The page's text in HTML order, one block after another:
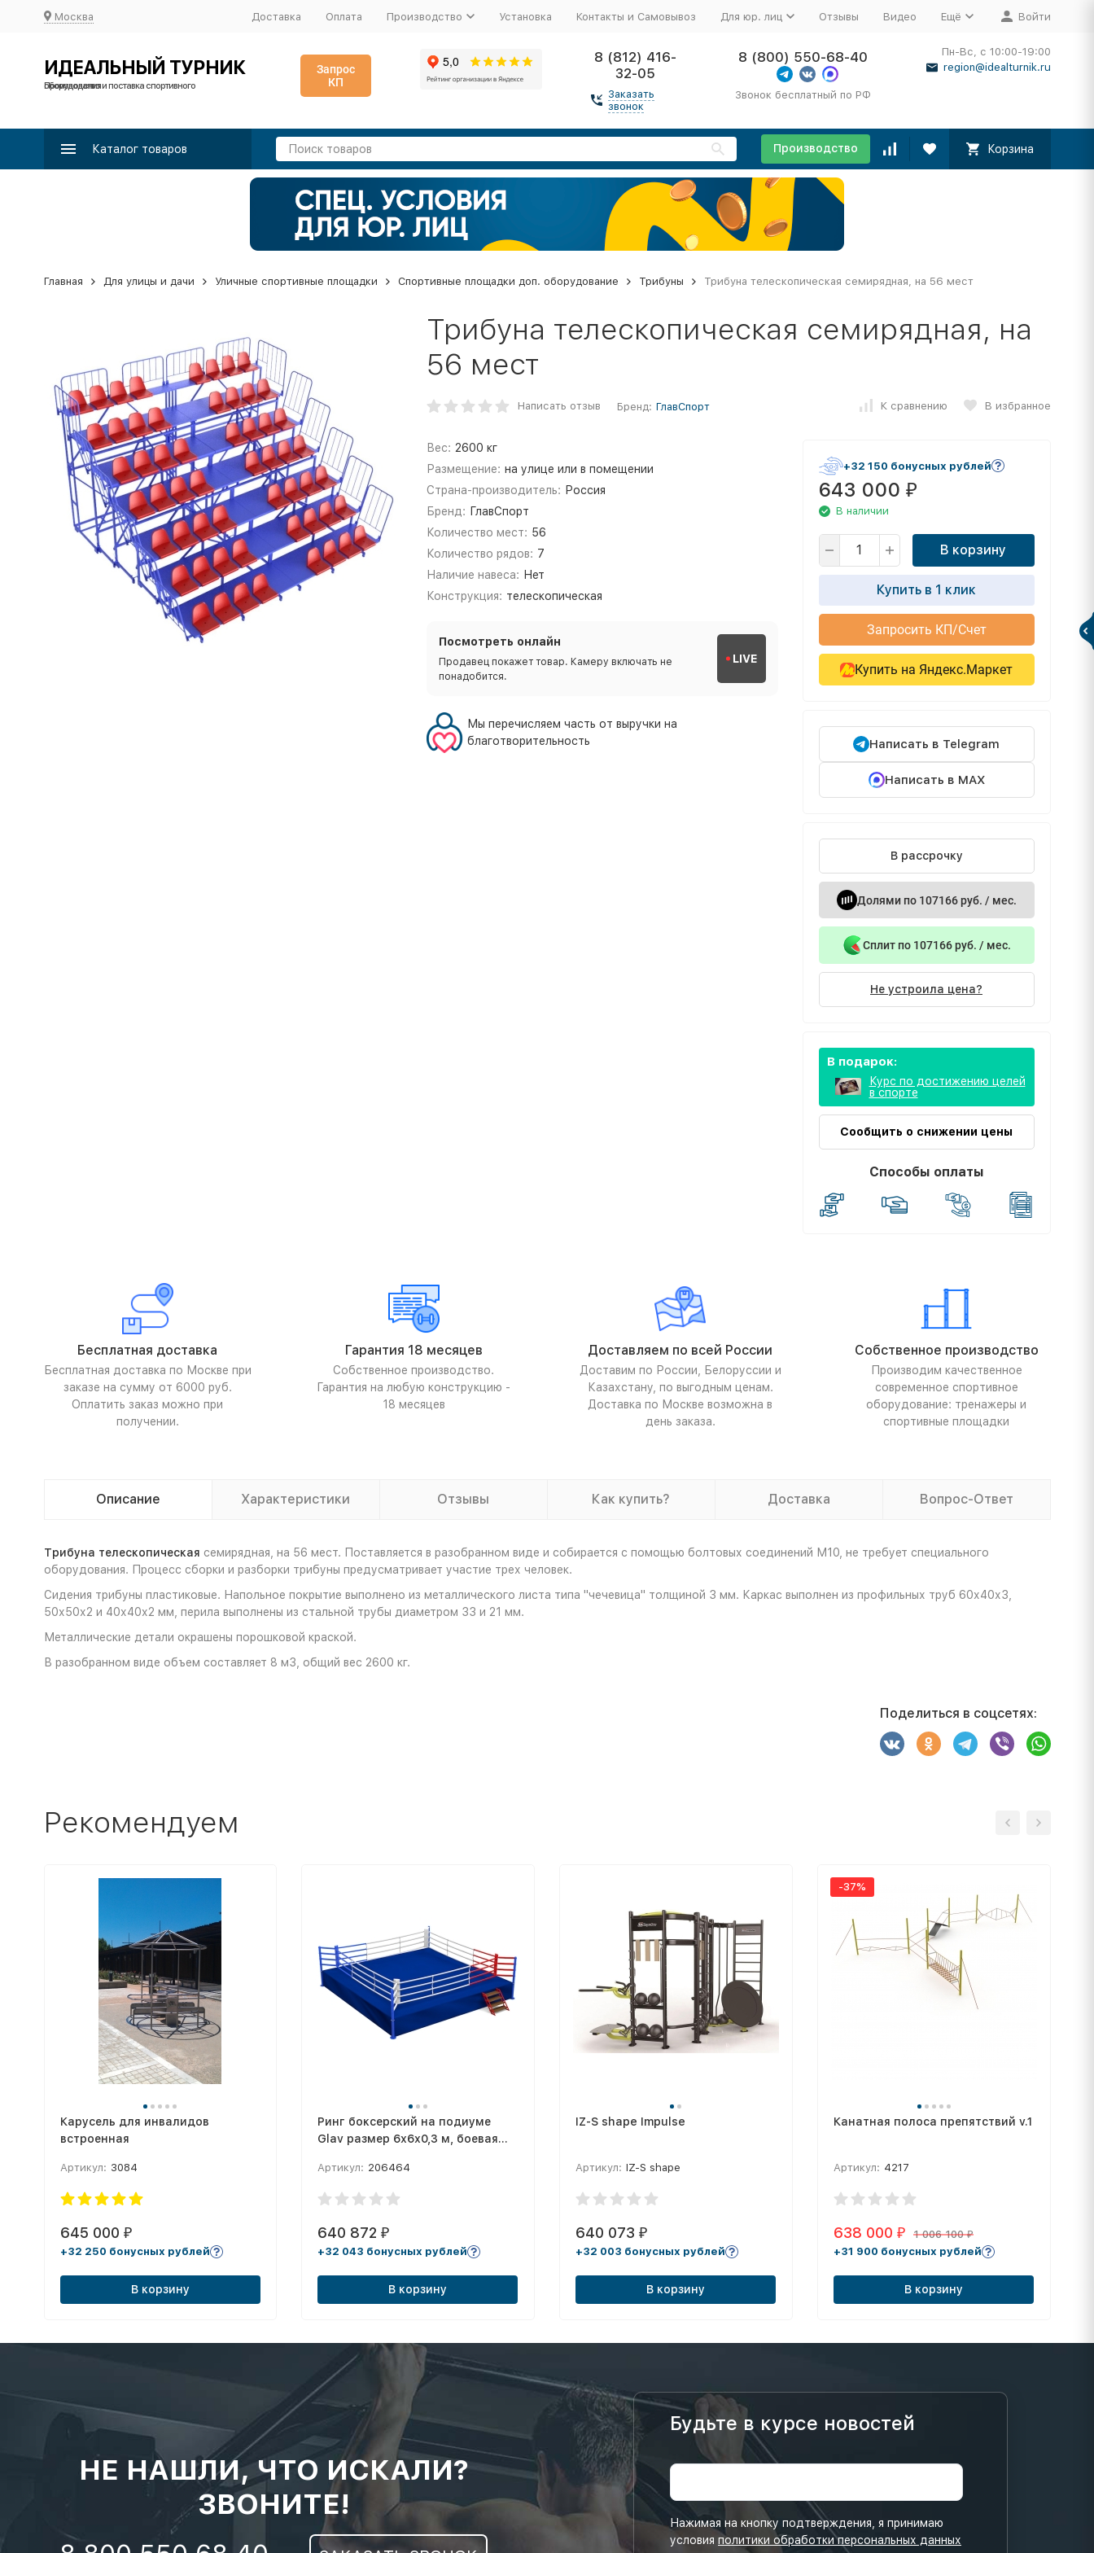
Москва Доставка Оплата Производство Установка Контакты и Самовывоз Для юр. лиц Отзывы Видео Ещё Войти
ИДЕАЛЬНЫЙ ТУРНИК
Производство и поставка спортивного оборудования
Запрос
КП
8 (812) 416-
32-05
Заказать
звонок
8 (800) 550-68-40
Звонок бесплатный по РФ
Пн-Вс, с 10:00-19:00
region@idealturnik.ru
Каталог товаров Производство Корзина
Главная Для улицы и дачи Уличные спортивные площадки Спортивные площадки доп. оборудование Трибуны Трибуна телескопическая семирядная, на 56 мест
Трибуна телескопическая семирядная, на
56 мест
Написать отзыв Бренд: ГлавСпорт К сравнению В избранное
Вес: 2600 кг
Размещение: на улице или в помещении
Страна-производитель: Россия
Бренд: ГлавСпорт
Количество мест: 56
Количество рядов: 7
Наличие навеса: Нет
Конструкция: телескопическая
Посмотреть онлайн
Продавец покажет товар. Камеру включать не
понадобится.
LIVE
Мы перечисляем часть от выручки на
благотворительность
+32 150 бонусных рублей
643 000 ₽
В наличии
В корзину
Купить в 1 клик
Запросить КП/Счет
Купить на Яндекс.Маркет
Написать в Telegram
Написать в MAX
В рассрочку
Долями по 107166 руб. / мес.
Сплит по 107166 руб. / мес.
Не устроила цена?
В подарок:
Курс по достижению целей
в спорте
Сообщить о снижении цены
Способы оплаты
Бесплатная доставка
Бесплатная доставка по Москве при
заказе на сумму от 6000 руб.
Оплатить заказ можно при
получении.
Гарантия 18 месяцев
Собственное производство.
Гарантия на любую конструкцию -
18 месяцев
Доставляем по всей России
Доставим по России, Белоруссии и
Казахстану, по выгодным ценам.
Доставка по Москве возможна в
день заказа.
Собственное производство
Производим качественное
современное спортивное
оборудование: тренажеры и
спортивные площадки
Описание Характеристики Отзывы Как купить? Доставка Вопрос-Ответ
Трибуна телескопическая семирядная, на 56 мест. Поставляется в разобранном виде и собирается с помощью болтовых соединений М10, не требует специального
оборудования. Процесс сборки и разборки трибуны предусматривает участие трех человек.
Сидения трибуны пластиковые. Напольное покрытие выполнено из металлического листа типа "чечевица" толщиной 3 мм. Каркас выполнен из профильных труб 60х40х3,
50х50х2 и 40х40х2 мм, перила выполнены из стальной трубы диаметром 33 и 21 мм.
Металлические детали окрашены порошковой краской.
В разобранном виде объем составляет 8 м3, общий вес 2600 кг.
Поделиться в соцсетях:
Рекомендуем
Карусель для инвалидов
встроенная
Артикул: 3084
645 000 ₽
+32 250 бонусных рублей
В корзину
Ринг боксерский на подиуме
Glav размер 6х6х0,3 м, боевая
Артикул: 206464
640 872₽
+32 043 бонусных рублей
В корзину
IZ-S shape Impulse
Артикул: IZ-S shape
640 073 ₽
+32 003 бонусных рублей
В корзину
-37%
Канатная полоса препятствий v.1
Артикул: 4217
638 000 ₽ 1 006 100₽
+31 900 бонусных рублей
В корзину
НЕ НАШЛИ, ЧТО ИСКАЛИ?
ЗВОНИТЕ!
Будьте в курсе новостей
Нажимая на кнопку подтверждения, я принимаю
условия политики обработки персональных данных